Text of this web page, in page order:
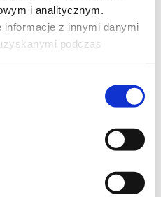
i analitycznym.
informacje z innymi danymi
podczas
: MANDALORIAN
watażkowie wciąż są
co walczyła Rebelia, zwraca się
łowcy nagród, Dina